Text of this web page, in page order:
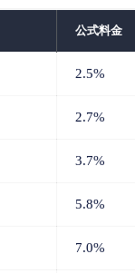
公式料金
2.5%
2.7%
3.7%
5.8%
7.0%